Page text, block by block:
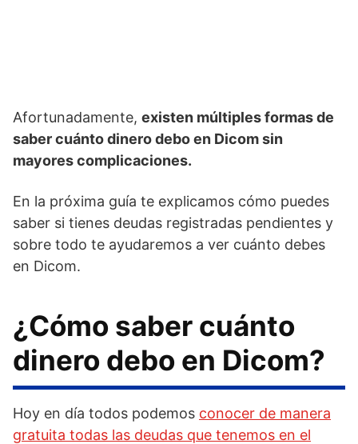
Afortunadamente, existen múltiples formas de
saber cuánto dinero debo en Dicom sin
mayores complicaciones.
En la próxima guía te explicamos cómo puedes
saber si tienes deudas registradas pendientes y
sobre todo te ayudaremos a ver cuánto debes
en Dicom.
¿Cómo saber cuánto
dinero debo en Dicom?
Hoy en día todos podemos conocer de manera
gratuita todas las deudas que tenemos en el